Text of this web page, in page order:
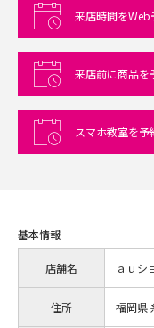
来店時間をWeb
来店前に商品を
スマホ教室を予
基本情報
店舗名 ａｕシ
住所 福岡県